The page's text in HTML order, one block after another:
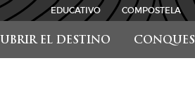
EL DESTINO CONQUES
EDUCATIVO COMPOSTELA